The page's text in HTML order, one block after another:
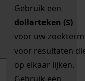
Gebruik een
dollarteken ($)
voor uw zoekterm
voor resultaten
op elkaar lijken.